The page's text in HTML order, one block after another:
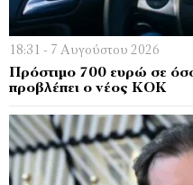
18:31 - 7 Αυγούστου 2026
Πρόστιμο 700 ευρώ σε
προβλέπει ο νέος ΚΟΚ